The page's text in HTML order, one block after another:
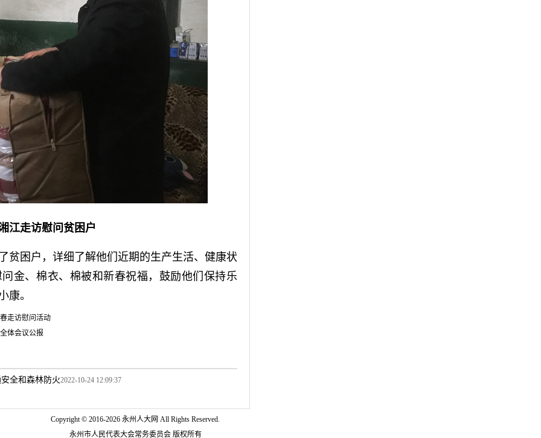
江走访慰问贫困户
困户，详细了解他们近期的生产生活、健康状
金、棉衣、棉被和新春祝福，鼓励他们保持乐
康。
走访慰问活动
体会议公报
全和森林防火2022-10-24 12:09:37
Copyright © 2016-2026 永州人大网 All Rights Reserved.
永州市人民代表大会常务委员会 版权所有